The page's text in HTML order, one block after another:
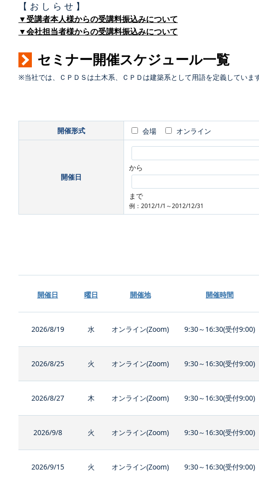
【 お し ら せ 】
▼受講者本人様からの受講料振込みについて
▼会社担当者様からの受講料振込みについて
セミナー開催スケジュール一覧
※当社では、ＣＰＤＳは土木系、ＣＰＤは建築系として用語を定義しています
開催形式 会場 オンライン
開催日
から
まで
例：2012/1/1～2012/12/31
開催日 曜日 開催地 開催時間
2026/8/19 水 オンライン(Zoom) 9:30～16:30(受付9:00)
2026/8/25 火 オンライン(Zoom) 9:30～16:30(受付9:00)
2026/8/27 木 オンライン(Zoom) 9:30～16:30(受付9:00)
2026/9/8 火 オンライン(Zoom) 9:30～16:30(受付9:00)
2026/9/15 火 オンライン(Zoom) 9:30～16:30(受付9:00)